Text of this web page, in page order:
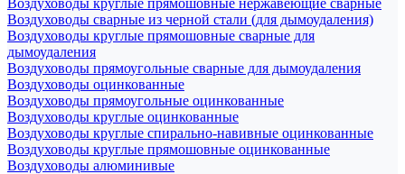
Воздуховоды круглые прямошовные нержавеющие сварные
Воздуховоды сварные из черной стали (для дымоудаления)
Воздуховоды круглые прямошовные сварные для
дымоудаления
Воздуховоды прямоугольные сварные для дымоудаления
Воздуховоды оцинкованные
Воздуховоды прямоугольные оцинкованные
Воздуховоды круглые оцинкованные
Воздуховоды круглые спирально-навивные оцинкованные
Воздуховоды круглые прямошовные оцинкованные
Воздуховоды алюминивые